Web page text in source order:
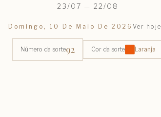
23/07 — 22/08
Domingo, 10 De Maio De 2026Ver hoje
Número da sorte92 Cor da sorte Laranja